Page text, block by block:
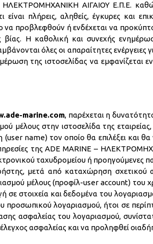
ΗΛΕΚΤΡΟΜΗΧΑΝΙΚΗ ΑΙΓΑΙΟΥ Ε.Π.Ε.
πλήρεις, αληθείς, έγκυρες και
προβλεφθούν ή ενδέχεται να
βίας. Η καθολική και συνεχής
όλες οι απαραίτητες
της ιστοσελίδας να εμφανίζεται
marine.com, παρέχεται η
μέλους στην ιστοσελίδα της
name) τον οποίο θα επιλέξει και
της ADE MARINE –
ταχυδρομείου ή
μετά από καταχώρηση σχετικού
μέλους (προφίλ-user account) του
στοιχεία και δεδομένα του
προσωπικού λογαριασμού, ήτοι σε
ασφαλείας του λογαριασμού,
ασφαλείας και να προληφθεί